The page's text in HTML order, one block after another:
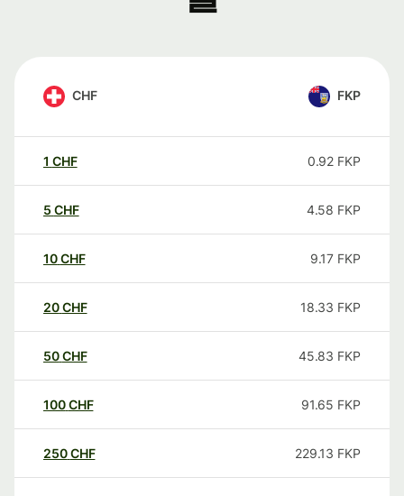
CHF FKP
1 CHF 0.92 FKP
5 CHF 4.58 FKP
10CHF 9.17 FKP
20CHF 18.33 FKP
50CHF 45.83 FKP
100CHF 91.65 FKP
250CHF 229.13 FKP